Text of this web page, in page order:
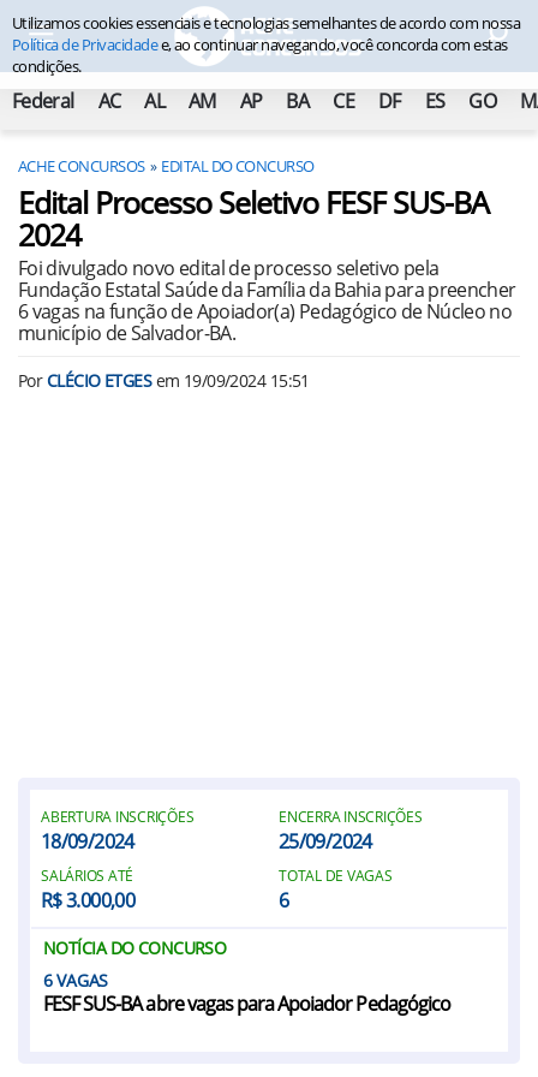
Federal AC AL AM AP BA CE DF ES GO
ACHE CONCURSOS EDITAL DO CONCURSO
Edital Processo Seletivo FESF SUS-BA
2024
Foi divulgado novo edital de processo seletivo pela
Fundação Estatal Saúde da Família da Bahia para preencher
6 vagas na função de Apoiador(a) Pedagógico de Núcleo no
município de Salvador-BA.
PorCLÉCIO ETGESem 19/09/2024 15:51
ABERTURA INSCRIÇÕES
18/09/2024
ENCERRA INSCRIÇÕES
25/09/2024
SALÁRIOS ATÉ
R$ 3.000,00
TOTAL DE VAGAS
6
NOTÍCIA DO CONCURSO
6
FESF SUS-BA abre vagas para Apoiador Pedagógico
Utilizamos cookies essenciais e tecnologias semelhantes de acordo com nossa
Política de Privacidadee, ao continuar navegando, você concorda com estas
condições.